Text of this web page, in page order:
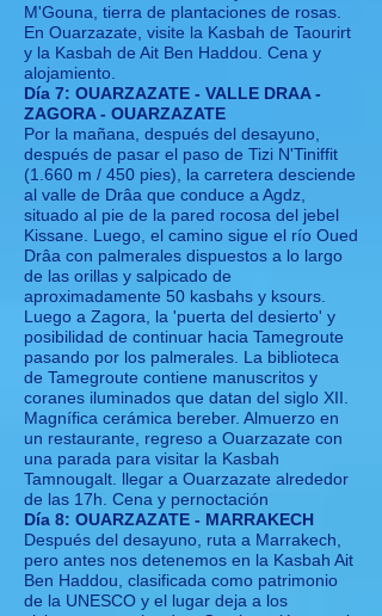
M'Gouna, tierra de plantaciones de rosas.
En Ouarzazate, visite la Kasbah de Taourirt
y la Kasbah de Ait Ben Haddou. Cena y
alojamiento.
Día 7: OUARZAZATE - VALLE DRAA -
ZAGORA - OUARZAZATE
Por la mañana, después del desayuno,
después de pasar el paso de Tizi N'Tiniffit
(1.660 m / 450 pies), la carretera desciende
al valle de Drâa que conduce a Agdz,
situado al pie de la pared rocosa del jebel
Kissane. Luego, el camino sigue el río Oued
Drâa con palmerales dispuestos a lo largo
de las orillas y salpicado de
aproximadamente 50 kasbahs y ksours.
Luego a Zagora, la 'puerta del desierto' y
posibilidad de continuar hacia Tamegroute
pasando por los palmerales. La biblioteca
de Tamegroute contiene manuscritos y
coranes iluminados que datan del siglo XII.
Magnífica cerámica bereber. Almuerzo en
un restaurante, regreso a Ouarzazate con
una parada para visitar la Kasbah
Tamnougalt. llegar a Ouarzazate alrededor
de las 17h. Cena y pernoctación
Día 8: OUARZAZATE - MARRAKECH
Después del desayuno, ruta a Marrakech,
pero antes nos detenemos en la Kasbah Ait
Ben Haddou, clasificada como patrimonio
de la UNESCO y el lugar deja a los